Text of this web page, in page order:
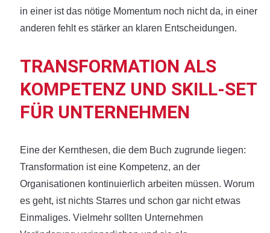
in einer ist das nötige Momentum noch nicht da, in einer
anderen fehlt es stärker an klaren Entscheidungen.
TRANSFORMATION ALS
KOMPETENZ UND SKILL-SET
FÜR UNTERNEHMEN
Eine der Kernthesen, die dem Buch zugrunde liegen:
Transformation ist eine Kompetenz, an der
Organisationen kontinuierlich arbeiten müssen. Worum
es geht, ist nichts Starres und schon gar nicht etwas
Einmaliges. Vielmehr sollten Unternehmen